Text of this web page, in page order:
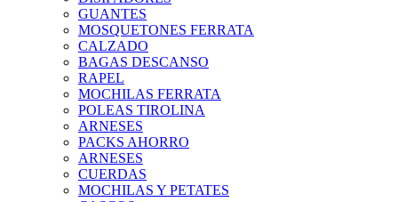
GUANTES
MOSQUETONES FERRATA
CALZADO
BAGAS DESCANSO
RAPEL
MOCHILAS FERRATA
POLEAS TIROLINA
ARNESES
PACKS AHORRO
ARNESES
CUERDAS
MOCHILAS Y PETATES